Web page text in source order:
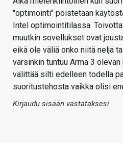
"optimointi" poistetaan
Intel optimointitilassa.
muutkin sovellukset ovat
eikä ole väliä onko niitä neljä
varsinkin tuntuu Arma 3
välittää silti edelleen todella
suoritustehosta vaikka olisi
Kirjaudu sisään vastataksesi